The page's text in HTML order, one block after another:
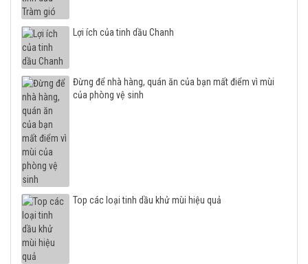
Lợi ích của tinh dầu Chanh
Đừng để nhà hàng, quán ăn của bạn mất điểm vì mùi
của phòng vệ sinh
Top các loại tinh dầu khử mùi hiệu quả